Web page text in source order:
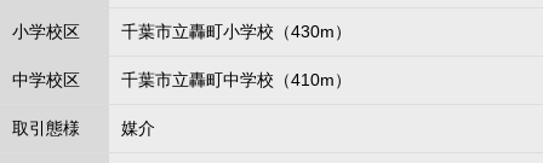
小学校区 千葉市立轟町小学校（430m）
中学校区 千葉市立轟町中学校（410m）
取引態様 媒介